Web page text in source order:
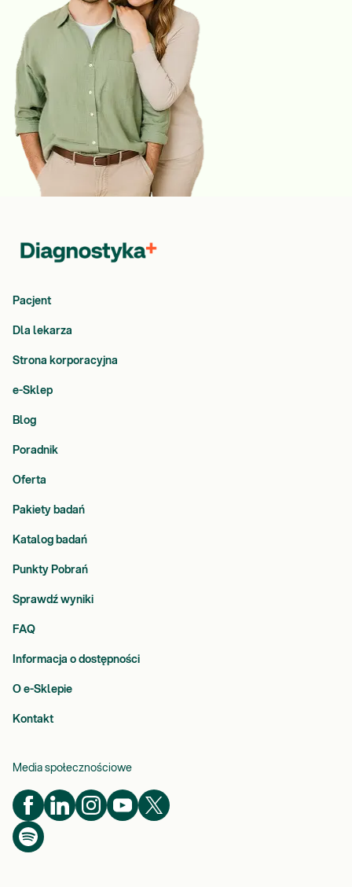
Pacjent
Dla lekarza
Strona korporacyjna
e-Sklep
Blog
Poradnik
Oferta
Pakiety badań
Katalog badań
Punkty Pobrań
Sprawdź wyniki
FAQ
Informacja o dostępności
O e-Sklepie
Kontakt
Media społecznościowe